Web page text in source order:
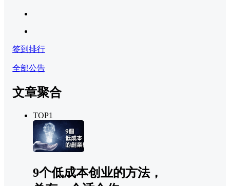
签到排行
全部公告
文章聚合
TOP1
9个低成本创业的方法，